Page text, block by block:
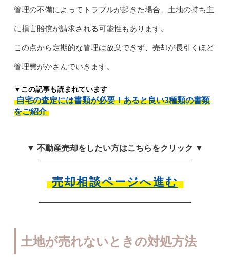
管理の不備によってトラブルが起きた場合、土地の持ち主
に損害賠償が請求される可能性もあります。
この点から定期的な管理は放棄できず、売却が長引くほど
管理費がかさんでいきます。
▼この記事も読まれています
自宅の査定には書類が必要！あると良い3種類の書類
をご紹介
▼ 不動産売却をしたい方はこちらをクリック ▼
売却相談ページへ進む
土地が売れないときの対処方法